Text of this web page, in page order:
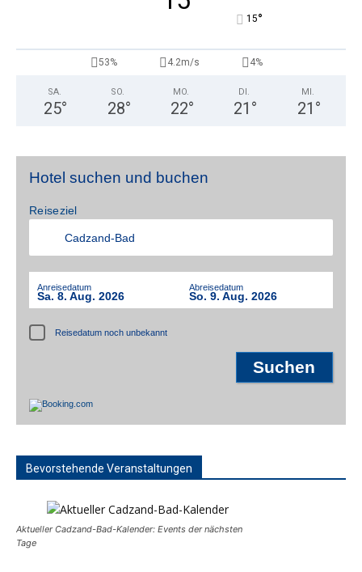
15°
53% 4.2m/s 4%
SA.
25°
SO.
28°
MO.
22°
DI.
21 °
MI.
21 °
Hotel suchen und buchen
Reiseziel
Anreisedatum
Sa. 8. Aug. 2026
Abreisedatum
So. 9. Aug. 2026
Reisedatum noch unbekannt
Bevorstehende Veranstaltungen
Aktueller Cadzand-Bad-Kalender: Events der nächsten
Tage